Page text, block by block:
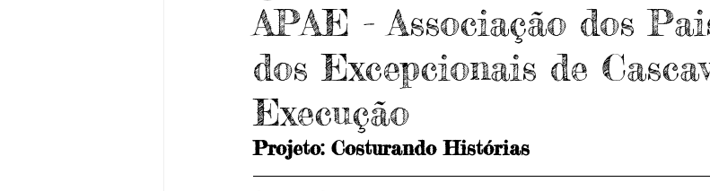
APAE - Associação dos
dos Excepcionais de
Execução
Projeto: Costurando Histórias